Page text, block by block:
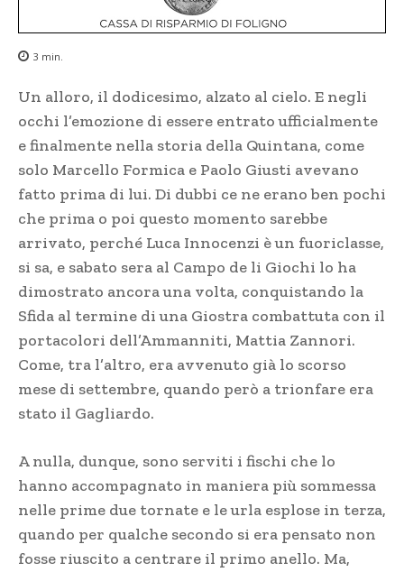
3 min.
Un alloro, il dodicesimo, alzato al cielo. E negli
occhi l’emozione di essere entrato ufficialmente
e finalmente nella storia della Quintana, come
solo Marcello Formica e Paolo Giusti avevano
fatto prima di lui. Di dubbi ce ne erano ben pochi
che prima o poi questo momento sarebbe
arrivato, perché Luca Innocenzi è un fuoriclasse,
si sa, e sabato sera al Campo de li Giochi lo ha
dimostrato ancora una volta, conquistando la
Sfida al termine di una Giostra combattuta con il
portacolori dell’Ammanniti, Mattia Zannori.
Come, tra l’altro, era avvenuto già lo scorso
mese di settembre, quando però a trionfare era
stato il Gagliardo.
A nulla, dunque, sono serviti i fischi che lo
hanno accompagnato in maniera più sommessa
nelle prime due tornate e le urla esplose in terza,
quando per qualche secondo si era pensato non
fosse riuscito a centrare il primo anello. Ma,